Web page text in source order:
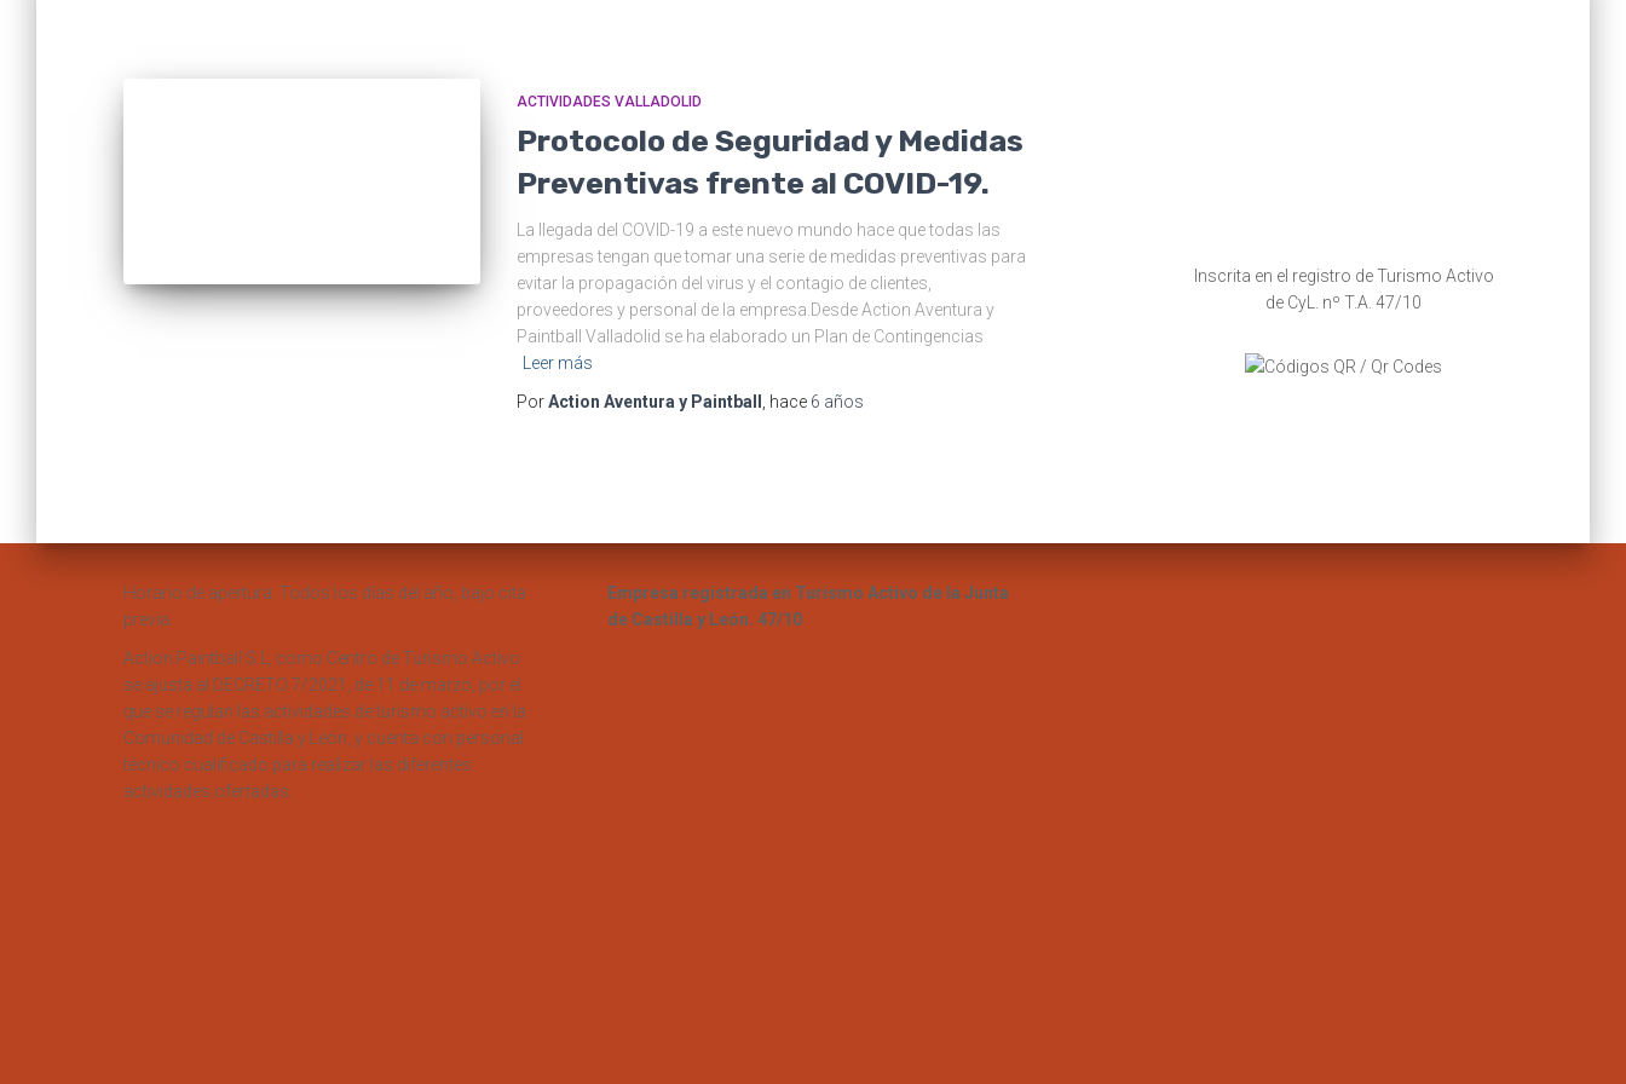
ACTIVIDADES VALLADOLID
Protocolo de Seguridad y Medidas
Preventivas frente al COVID-19.
La llegada del COVID-19 a este nuevo mundo hace que todas las
empresas tengan que tomar una serie de medidas preventivas para
evitar la propagación del virus y el contagio de clientes,
proveedores y personal de la empresa.Desde Action Aventura y
Paintball Valladolid se ha elaborado un Plan de Contingencias
Leer más
PorAction Aventura y Paintball , hace 6 años
Inscrita en el registro de Turismo Activo
de CyL. nº T.A. 47/10
Horario de apertura: Todos los días del año, bajo cita
previa.
Action Paintball S.L, como Centro de Turismo Activo
se ajusta al DECRETO 7/2021, de 11 de marzo, por el
que se regulan las actividades de turismo activo en la
Comunidad de Castilla y León, y cuenta con personal
técnico cualificado para realizar las diferentes
actividades ofertadas.
Empresa registrada en Turismo Activo de la Junta
de Castilla y León. 47/10